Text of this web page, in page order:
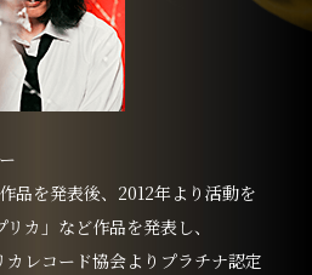
品を発表後、2012年より活動を
カ」など作品を発表し、
カレコード協会よりプラチナ認定